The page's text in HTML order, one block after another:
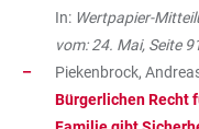
In: Wertpapier-
vom: 24. Mai, Seite
Piekenbrock,
Bürgerlichen Recht